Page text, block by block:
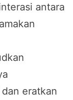
antara
eratkan